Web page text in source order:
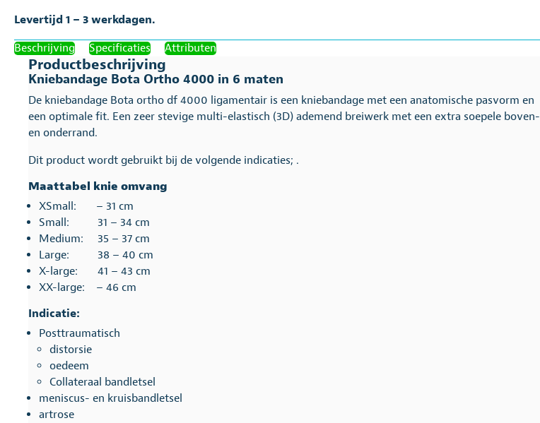
Levertijd 1 – 3 werkdagen.
Beschrijving
Specificaties Attributen
Productbeschrijving
Kniebandage Bota Ortho 4000 in 6 maten
De kniebandage Bota ortho df 4000 ligamentair is een kniebandage met een anatomische pasvorm en
een optimale fit. Een zeer stevige multi-elastisch (3D) ademend breiwerk met een extra soepele boven-
en onderrand.
Dit product wordt gebruikt bij de volgende indicaties; .
Maattabel knie omvang
XSmall: – 31 cm
Small: 31 – 34 cm
Medium: 35 – 37 cm
Large: 38 – 40 cm
X-large: 41 – 43 cm
XX-large: – 46 cm
Indicatie:
Posttraumatisch
distorsie
oedeem
Collateraal bandletsel
meniscus- en kruisbandletsel
artrose